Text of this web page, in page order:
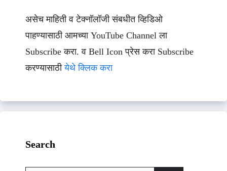
असेच माहिती व टेक्नॉलॉजी संबधीत व्हिडिओ
पाहण्यासाठी आमच्या YouTube Channel ला
Subscribe करा. व Bell Icon प्रेस करा Subscribe
करण्यासाठीयेथे क्लिक करा
Search